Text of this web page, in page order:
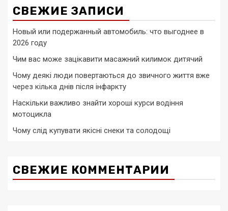
СВЕЖИЕ ЗАПИСИ
Новый или подержанный автомобиль: что выгоднее в
2026 году
Чим вас може зацікавити масажний килимок дитячий
Чому деякі люди повертаються до звичного життя вже
через кілька днів після інфаркту
Наскільки важливо знайти хороші курси водіння
мотоцикла
Чому слід купувати якісні снеки та солодощі
СВЕЖИЕ КОММЕНТАРИИ